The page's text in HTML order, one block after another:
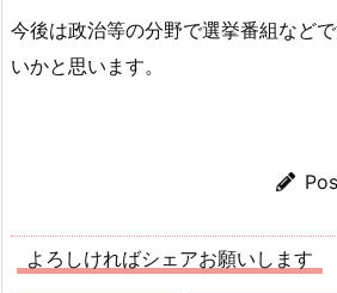
今後は政治等の分野で選挙番組など
いかと思います。
よろしければシェアお願いします